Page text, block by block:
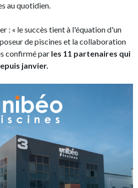
au quotidien.
: « le succès tient à l'équation d'un
de piscines et la collaboration
confirmé par les 11 partenaires qui
janvier.